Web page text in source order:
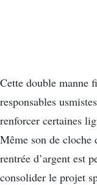
Cette double manne
responsables
renforcer certaines
Même son de cloche
rentrée d’argent est
consolider le projet